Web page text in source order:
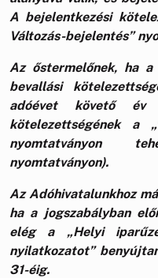
A bejelentkezési
Változás-bejelentés”
Az őstermelőnek, ha
bevallási
adóévet követő
kötelezettségének a
nyomtatványon
nyomtatványon).
Az Adóhivatalunkhoz
ha a jogszabályban
elég a „Helyi
nyilatkozatot”
31-éig.